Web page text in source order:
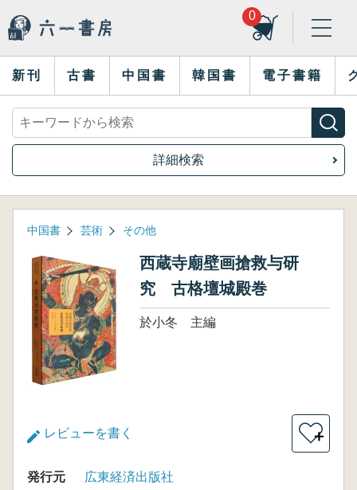
0
新刊 古書 中国書 韓国書 電子書籍
詳細検索
中国書 芸術 その他
西蔵寺廟壁画搶救与研
究 古格壇城殿巻
於小冬 主編
レビューを書く ＋
発行元
広東経済出版社